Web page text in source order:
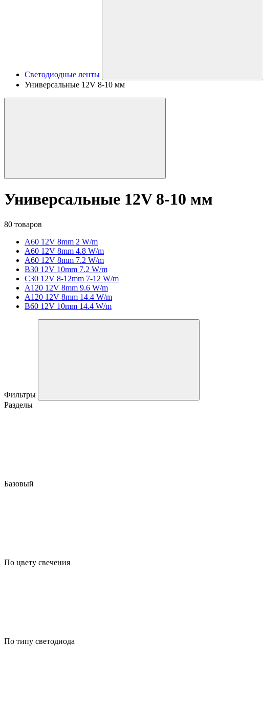
Светодиодные ленты
Универсальные 12V 8-10 мм
Универсальные 12V 8-10 мм
80 товаров
A60 12V 8mm 2 W/m
A60 12V 8mm 4.8 W/m
A60 12V 8mm 7.2 W/m
B30 12V 10mm 7.2 W/m
C30 12V 8-12mm 7-12 W/m
A120 12V 8mm 9.6 W/m
A120 12V 8mm 14.4 W/m
B60 12V 10mm 14.4 W/m
Фильтры
Разделы
Базовый
По цвету свечения
По типу светодиода